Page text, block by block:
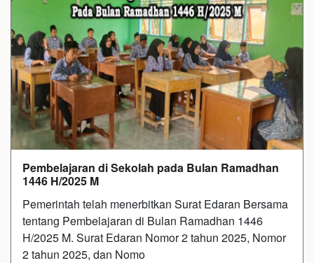
Pembelajaran di Sekolah pada Bulan Ramadhan
1446 H/2025 M
Pemerintah telah menerbitkan Surat Edaran Bersama
tentang Pembelajaran di Bulan Ramadhan 1446
H/2025 M. Surat Edaran Nomor 2 tahun 2025, Nomor
2 tahun 2025, dan Nomo